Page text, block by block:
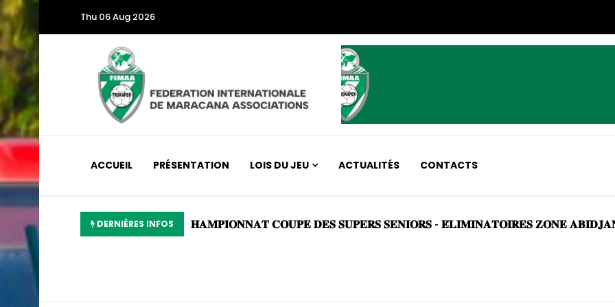
Thu 06 Aug 2026
ACCUEIL PRÉSENTATION LOIS DU JEU ACTUALITÉS CONTACTS
DERNIÈRES INFOS CHAMPIONNAT COUPE DES SUPER SENIOR-ELIMINATOIRES ZONE